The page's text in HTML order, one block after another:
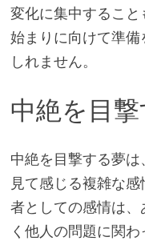
変化に集中するこ
始まりに向けて準
しれません。
中絶を目
中絶を目撃する夢
見て感じる複雑な
者としての感情は
く他人の問題に関わ